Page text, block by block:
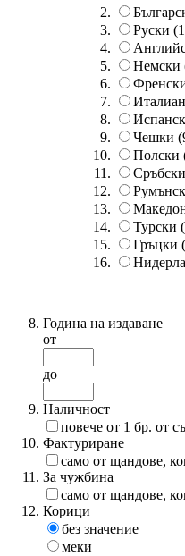
Руски
Немски
Чешки
Полски
Сръбски
Турски
Гръцки
Година на издаване
от
до
Наличност
повече от 1 бр. от
Фактуриране
само от щандове,
За чужбина
само от щандове,
Корици
без значение
меки